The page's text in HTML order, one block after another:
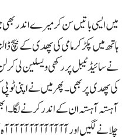
میں ایسی باتیں سن کر میرے اندر
ہاتھ میں پکڑ کر مامی کی پھدی کے بیچ
نے سائیڈ ٹیبل پر رکھی ویسلین لی کر
کی پھدی پر بھی۔ پھر میں نے اپنی
آہستہ آہستہ ان کے اندر کرنے لگا۔
چلانے لگیں اور